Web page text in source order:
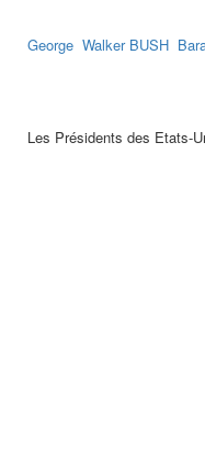
George Walker BUSH
Les Présidents des Etats-